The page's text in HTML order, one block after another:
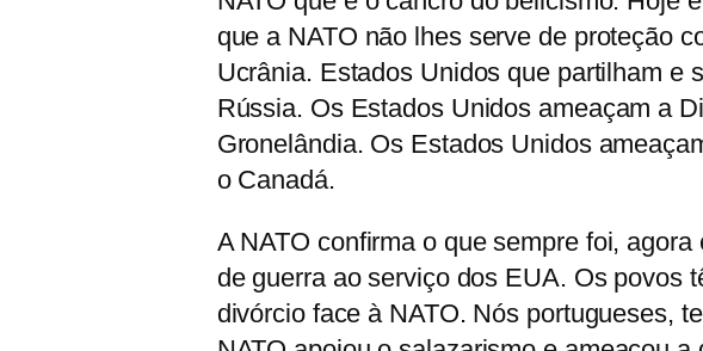
que a NATO não lhes serve de proteção
Ucrânia. Estados Unidos que partilham e
Rússia. Os Estados Unidos ameaçam a
Gronelândia. Os Estados Unidos
o Canadá.
A NATO confirma o que sempre foi,
de guerra ao serviço dos EUA. Os povos
divórcio face à NATO. Nós portugueses,